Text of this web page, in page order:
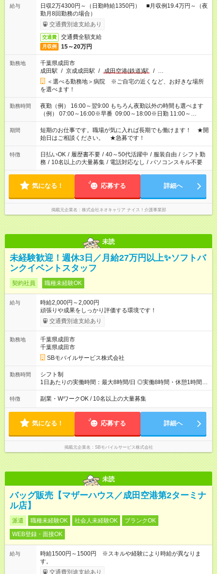
給与
日収2万4300円～（日勤時給1350円） ■月収例19.4万円～（夜
勤月8回勤務の場合）
交通費別途支給あり
交通費 交通費全額支給
月収例 15～20万円
勤務地
千葉県成田市
成田駅 / 京成成田駅 / 成田空港(鉄道)駅 / …
＜選べる勤務地＞病院 ※ご自宅の近くなど、お好きな場所
を選べます！
勤務時間
夜勤（例） 16:00～翌9:00 もちろん夜勤以外の時間も選べます
（例） 07:00～16:00※早番 09:00～18:00※日勤 11:00～
20:00※遅番 ※時間は、固定・選べる施設もあるので、ご希望が
あれば調整できます！ ※シフト制。勤務地により実働時間が異
なります。★家庭の都合でお休みが必要な場合も遠慮なくご相談
ください。
期間
短期のお仕事です。職場が気に入れば長期でも働けます！ ★開
始日はご相談ください。 ★急募です！
特徴 日払いOK / 履歴書不要 / 40～50代活躍中 / 服装自由 / シフト勤
務 / 10名以上の大量募集 / 電話対応なし / パソコンスキル不要
気になる！ 応募する 詳細へ
掲載元企業名 株式会社ネオキャリア ナイス！介護事業部
未読
未経験歓迎！週休3日／月給27万円以上✨ソフトバ
ンクイベントスタッフ
契約社員 職種未経験OK
給与
時給2,000円～2,000円
頑張りや成果をしっかり評価する環境です！
交通費別途支給あり
勤務地
千葉県成田市
千葉県成田市
SBモバイルサービス株式会社
勤務時間
シフト制
1日あたりの実働時間：最大8時間/日 ◎実働8時間・休憩1時間 ◎
残業は月平均5時間程度です
特徴 副業・WワークOK / 10名以上の大量募集
気になる！ 応募する 詳細へ
掲載元企業名 SBモバイルサービス株式会社
未読
バッグ販売【マザーハウス／成田空港第2ターミナ
ル店】
派遣 職種未経験OK 社会人未経験OK
ブランクOK
WEB登録・面接OK
給与
時給1500円～1500円 ※スキルや経験により時給が異なりま
す。
交通費別途支給あり